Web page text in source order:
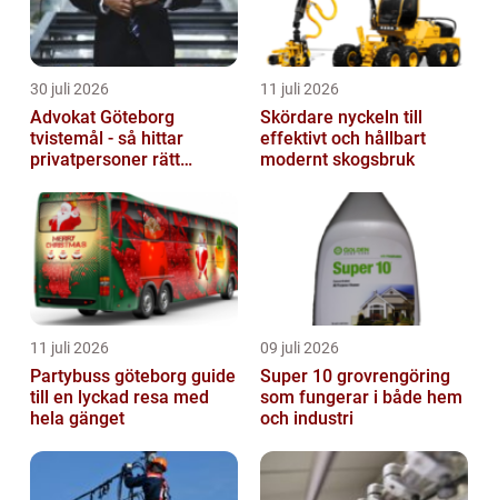
30 juli 2026
Advokat Göteborg
tvistemål - så hittar
privatpersoner rätt
11 juli 2026
Skördare nyckeln till
effektivt och hållbart
modernt skogsbruk
11 juli 2026
Partybuss göteborg guide
till en lyckad resa med
hela gänget
09 juli 2026
Super 10 grovrengöring
som fungerar i både hem
och industri